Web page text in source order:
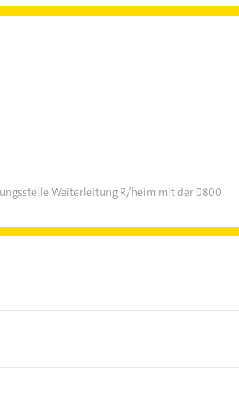
Weiterleitung R/heim mit der 0800